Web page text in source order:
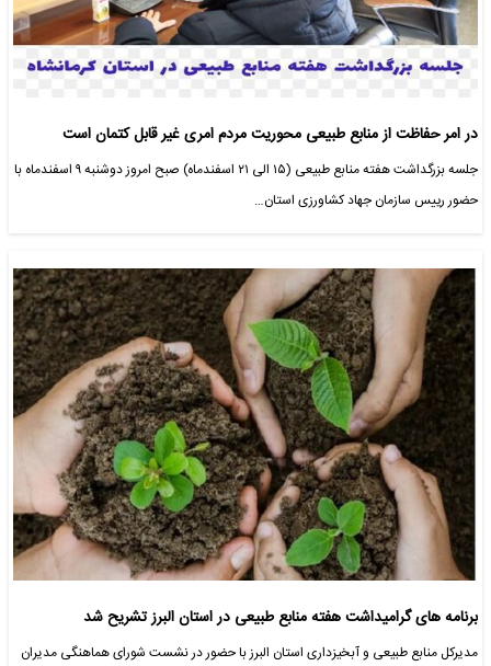
در امر حفاظت از منابع طبیعی محوریت مردم امری غیر قابل کتمان است
جلسه بزرگداشت هفته منابع طبیعی (۱۵ الی ۲۱ اسفندماه) صبح امروز دوشنبه ۹ اسفندماه با
حضور رییس سازمان جهاد کشاورزی استان…
برنامه های گرامیداشت هفته منابع طبیعی در استان البرز تشریح شد
مدیرکل منابع طبیعی و آبخیزداری استان البرز با حضور در نشست شورای هماهنگی مدیران